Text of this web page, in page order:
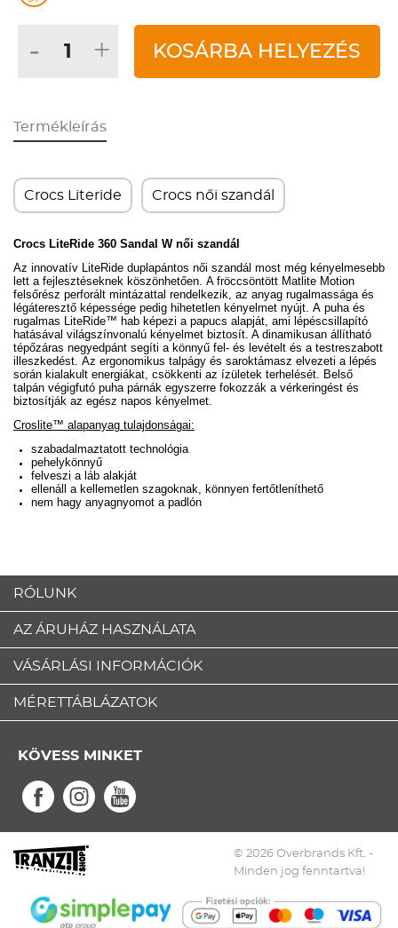
- + KOSÁRBA HELYEZÉS
Termékleírás
Crocs Literide Crocs női szandál
Crocs LiteRide 360 Sandal W női szandál
Az innovatív LiteRide duplapántos női szandál most még kényelmesebb
lett a fejlesztéseknek köszönhetően. A fröccsöntött Matlite Motion
felsőrész perforált mintázattal rendelkezik, az anyag rugalmassága és
légáteresztő képessége pedig hihetetlen kényelmet nyújt. A puha és
rugalmas LiteRide™ hab képezi a papucs alapját, ami lépéscsillapító
hatásával világszínvonalú kényelmet biztosít. A dinamikusan állítható
tépőzáras negyedpánt segíti a könnyű fel- és levételt és a testreszabott
illeszkedést. Az ergonomikus talpágy és saroktámasz elvezeti a lépés
során kialakult energiákat, csökkenti az ízületek terhelését. Belső
talpán végigfutó puha párnák egyszerre fokozzák a vérkeringést és
biztosítják az egész napos kényelmet.
Croslite™ alapanyag tulajdonságai:
szabadalmaztatott technológia
pehelykönnyű
felveszi a láb alakját
ellenáll a kellemetlen szagoknak, könnyen fertőtleníthető
nem hagy anyagnyomot a padlón
RÓLUNK
AZ ÁRUHÁZ HASZNÁLATA
VÁSÁRLÁSI INFORMÁCIÓK
MÉRETTÁBLÁZATOK
KÖVESS MINKET
© 2026 Overbrands Kft. -
Minden jog fenntartva!